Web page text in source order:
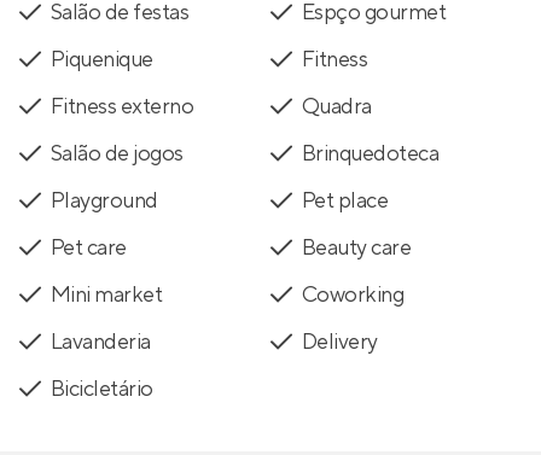
Salão de festas
Espço gourmet
Piquenique
Fitness
Fitness externo
Quadra
Salão de jogos
Brinquedoteca
Playground
Pet place
Pet care
Beauty care
Mini market
Coworking
Lavanderia
Delivery
Bicicletário